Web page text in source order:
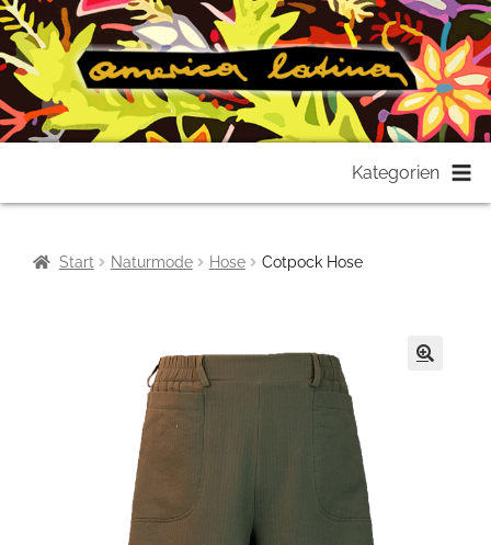
springen
springen
Kategorien
Start Naturmode Hose Cotpock Hose